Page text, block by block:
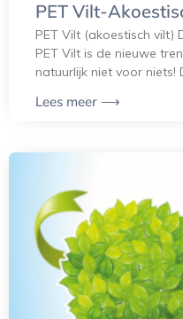
PET Vilt-
PET Vilt (akoestisch vilt)
PET Vilt is de nieuwe
natuurlijk niet voor niets!
Lees meer ⟶